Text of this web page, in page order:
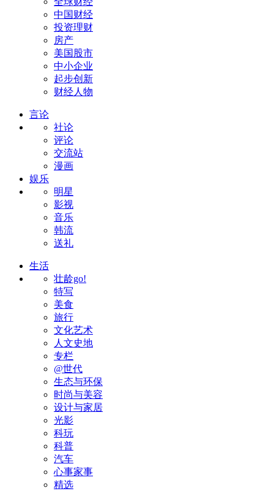
中国财经
投资理财
房产
美国股市
中小企业
起步创新
财经人物
言论
社论
评论
交流站
漫画
娱乐
明星
影视
音乐
韩流
送礼
生活
壮龄go!
特写
美食
旅行
文化艺术
人文史地
专栏
@世代
生态与环保
时尚与美容
设计与家居
光影
科玩
科普
汽车
心事家事
精选